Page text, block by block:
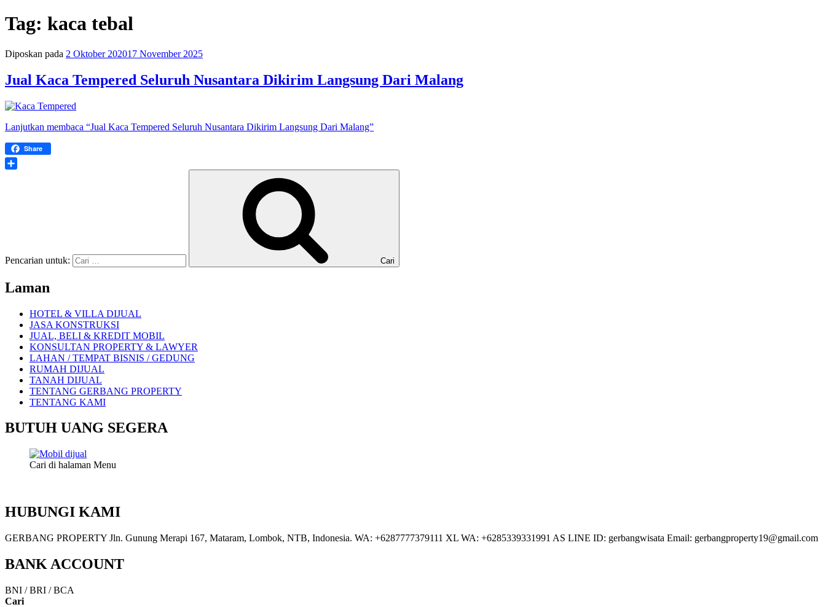
Tag: kaca tebal
Diposkan pada 2 Oktober 202017 November 2025
Jual Kaca Tempered Seluruh Nusantara Dikirim Langsung Dari Malang
Lanjutkan membaca “Jual Kaca Tempered Seluruh Nusantara Dikirim Langsung Dari Malang”
Share
Pencarian untuk: Cari
Laman
HOTEL & VILLA DIJUAL
JASA KONSTRUKSI
JUAL, BELI & KREDIT MOBIL
KONSULTAN PROPERTY & LAWYER
LAHAN / TEMPAT BISNIS / GEDUNG
RUMAH DIJUAL
TANAH DIJUAL
TENTANG GERBANG PROPERTY
TENTANG KAMI
BUTUH UANG SEGERA
Cari di halaman Menu
HUBUNGI KAMI
GERBANG PROPERTY Jln. Gunung Merapi 167, Mataram, Lombok, NTB, Indonesia. WA: +6287777379111 XL WA: +6285339331991 AS LINE ID: gerbangwisata Email: gerbangproperty19@gmail.com
BANK ACCOUNT
BNI / BRI / BCA
Cari